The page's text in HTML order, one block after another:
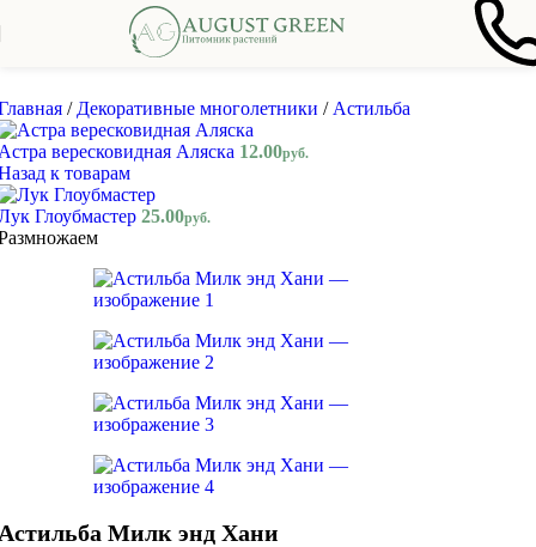
Skip to navigation Skip to main content
/ Декоративные многолетники / Астильба
вересковидная Аляска 12.00руб.
к товарам
Глоубмастер 25.00руб.
Милк энд Хани